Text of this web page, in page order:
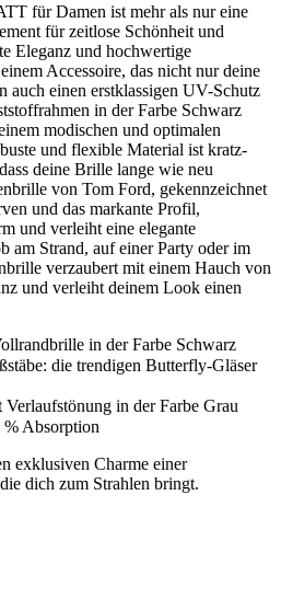
für Damen ist mehr als nur eine
für zeitlose Schönheit und
Eleganz und hochwertige
Accessoire, das nicht nur deine
auch einen erstklassigen UV-Schutz
in der Farbe Schwarz
modischen und optimalen
und flexible Material ist kratz-
deine Brille lange wie neu
von Tom Ford, gekennzeichnet
und das markante Profil,
und verleiht eine elegante
am Strand, auf einer Party oder im
verzaubert mit einem Hauch von
und verleiht deinem Look einen
in der Farbe Schwarz
die trendigen Butterfly-Gläser
in der Farbe Grau
Absorption
exklusiven Charme einer
dich zum Strahlen bringt.